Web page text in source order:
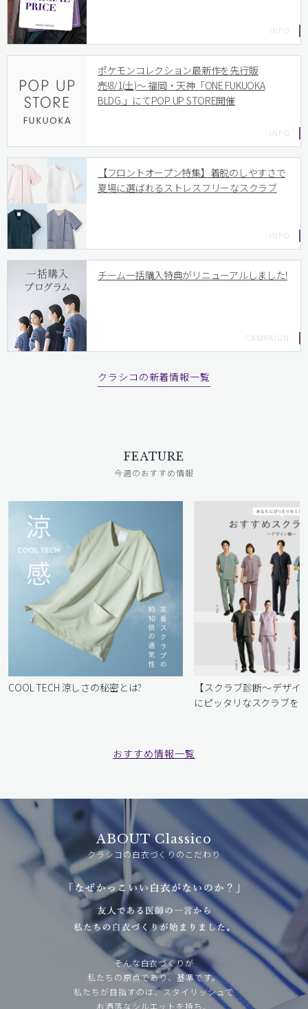
ポケモンコレクション最新作を先行販
売!8/1(土)〜 福岡・天神「ONE FUKUOKA
BLDG.」にてPOP UP STORE開催
【フロントオープン特集】着脱のしやすさで
夏場に選ばれるストレスフリーなスクラブ
チーム一括購入特典がリニューアルしました!
クラシコの新着情報一覧
FEATURE
今週のおすすめ情報
COOL TECH 涼しさの秘密とは?
【スクラブ診断〜デザイ
にピッタリなスクラブを
おすすめ情報一覧
ABOUT Classico
クラシコの白衣づくりのこだわり
そんな白衣づくりが
私たちの原点であり、基準です。
私たちが目指すのは、スタイリッシュで
お洒落なシルエットを持ち、